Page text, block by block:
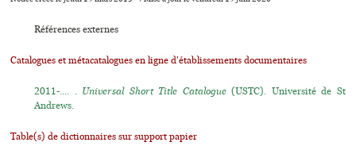
Références externes
Catalogues et métacatalogues en ligne d'établissements documentaires
2011-.... . Universal Short Title Catalogue(USTC). Université de St
Andrews.
Table(s) de dictionnaires sur support papier